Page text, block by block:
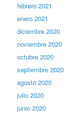
febrero 2021
enero 2021
diciembre 2020
noviembre 2020
octubre 2020
septiembre 2020
agosto 2020
julio 2020
junio 2020